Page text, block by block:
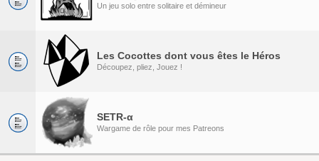
Un jeu solo entre solitaire et démineur
Les Cocottes dont vous êtes le Héros
Découpez, pliez, Jouez !
SETR-α
Wargame de rôle pour mes Patreons